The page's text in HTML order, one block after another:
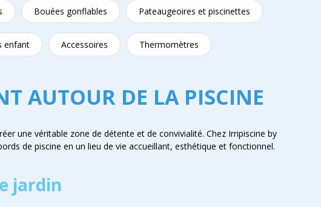
Bouées gonflables Pateaugeoires et piscinettes
enfant Accessoires Thermomètres
AUTOUR DE LA PISCINE
une véritable zone de détente et de convivialité. Chez Irripiscine by
de piscine en un lieu de vie accueillant, esthétique et fonctionnel.
jardin